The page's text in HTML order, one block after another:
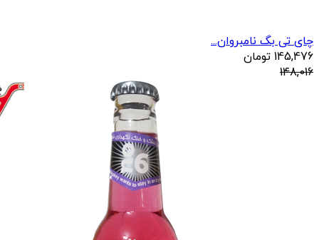
چای تی بگ نامبروان...
145,476 تومان
148,016